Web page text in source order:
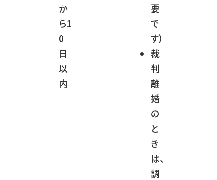
か
ら1
0
日
以
内
要
で
す）
裁
判
離
婚
の
と
き
は、
調